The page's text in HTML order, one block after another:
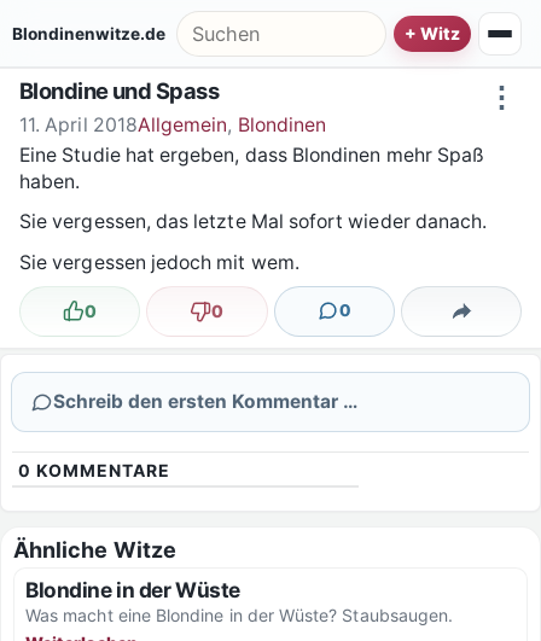
Blondinenwitze.de Suche nach:
⋮
Blondine und Spass
11. April 2018Allgemein, Blondinen
Eine Studie hat ergeben, dass Blondinen mehr Spaß
haben.
Sie vergessen, das letzte Mal sofort wieder danach.
Sie vergessen jedoch mit wem.
Lustig
0 Nicht lustig
0 0
Kommentare Teilen
Schreib den ersten Kommentar …
0 KOMMENTARE
Ähnliche Witze
Blondine in der Wüste
Was macht eine Blondine in der Wüste? Staubsaugen.